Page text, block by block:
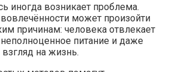
иногда возникает проблема.
может произойти
причинам: человека отвлекает
питание и даже
на жизнь.